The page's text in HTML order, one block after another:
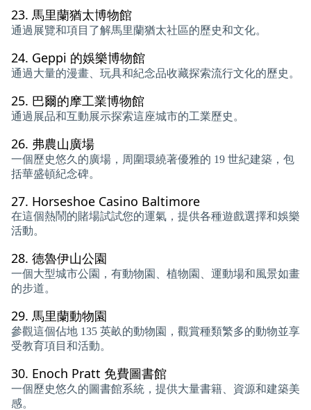
23. 馬里蘭猶太博物館
通過展覽和項目了解馬里蘭猶太社區的歷史和文化。
24. Geppi 的娛樂博物館
通過大量的漫畫、玩具和紀念品收藏探索流行文化的歷史。
25. 巴爾的摩工業博物館
通過展品和互動展示探索這座城市的工業歷史。
26. 弗農山廣場
一個歷史悠久的廣場，周圍環繞著優雅的 19 世紀建築，包
括華盛頓紀念碑。
27. Horseshoe Casino Baltimore
在這個熱鬧的賭場試試您的運氣，提供各種遊戲選擇和娛樂
活動。
28. 德魯伊山公園
一個大型城市公園，有動物園、植物園、運動場和風景如畫
的步道。
29. 馬里蘭動物園
參觀這個佔地 135 英畝的動物園，觀賞種類繁多的動物並享
受教育項目和活動。
30. Enoch Pratt 免費圖書館
一個歷史悠久的圖書館系統，提供大量書籍、資源和建築美
感。